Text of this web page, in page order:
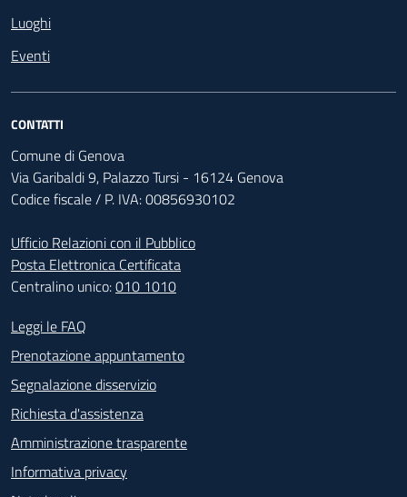
Luoghi
Eventi
CONTATTI
Comune di Genova
Via Garibaldi 9, Palazzo Tursi - 16124 Genova
Codice fiscale / P. IVA: 00856930102
Ufficio Relazioni con il Pubblico
Posta Elettronica Certificata
Centralino unico:010 1010
Footer - Contatti
Leggi le FAQ
Prenotazione appuntamento
Segnalazione disservizio
Richiesta d'assistenza
Amministrazione trasparente
Informativa privacy